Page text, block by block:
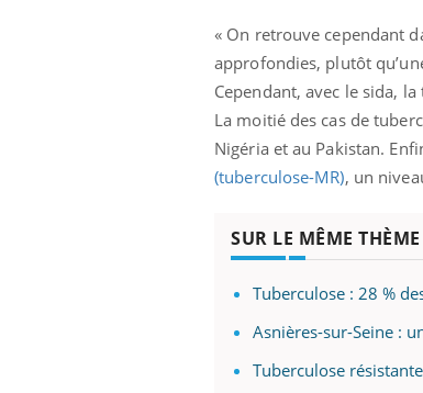
« On retrouve cependant
approfondies, plutôt
Cependant, avec le sida,
La moitié des cas de
Nigéria et au Pakistan.
(tuberculose-MR), un
SUR LE MÊME THÈME
Tuberculose : 28 %
Asnières-sur-Seine :
Tuberculose